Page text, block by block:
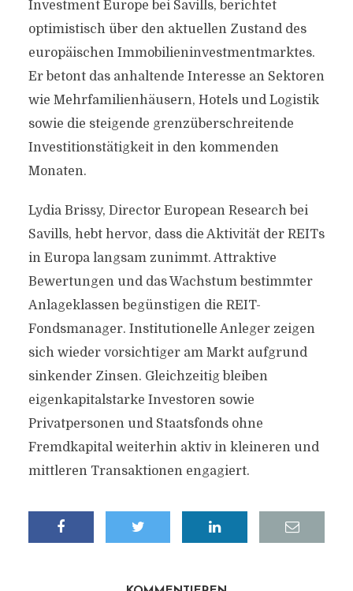
Investment Europe bei Savills, berichtet
optimistisch über den aktuellen Zustand des
europäischen Immobilieninvestmentmarktes.
Er betont das anhaltende Interesse an Sektoren
wie Mehrfamilienhäusern, Hotels und Logistik
sowie die steigende grenzüberschreitende
Investitionstätigkeit in den kommenden
Monaten.
Lydia Brissy, Director European Research bei
Savills, hebt hervor, dass die Aktivität der REITs
in Europa langsam zunimmt. Attraktive
Bewertungen und das Wachstum bestimmter
Anlageklassen begünstigen die REIT-
Fondsmanager. Institutionelle Anleger zeigen
sich wieder vorsichtiger am Markt aufgrund
sinkender Zinsen. Gleichzeitig bleiben
eigenkapitalstarke Investoren sowie
Privatpersonen und Staatsfonds ohne
Fremdkapital weiterhin aktiv in kleineren und
mittleren Transaktionen engagiert.